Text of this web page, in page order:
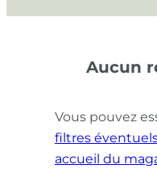
Aucun
Vous pouvez
filtres
accueil du